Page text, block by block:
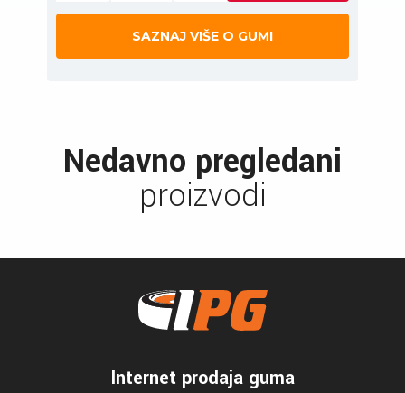
SAZNAJ VIŠE O GUMI
Nedavno pregledani
proizvodi
Internet prodaja guma